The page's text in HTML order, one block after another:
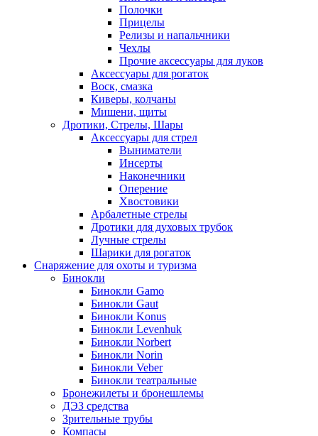
Полочки
Прицелы
Релизы и напальчники
Чехлы
Прочие аксессуары для луков
Аксессуары для рогаток
Воск, смазка
Киверы, колчаны
Мишени, щиты
Дротики, Стрелы, Шары
Аксессуары для стрел
Выниматели
Инсерты
Наконечники
Оперение
Хвостовики
Арбалетные стрелы
Дротики для духовых трубок
Лучные стрелы
Шарики для рогаток
Снаряжение для охоты и туризма
Бинокли
Бинокли Gamo
Бинокли Gaut
Бинокли Konus
Бинокли Levenhuk
Бинокли Norbert
Бинокли Norin
Бинокли Veber
Бинокли театральные
Бронежилеты и бронешлемы
ДЭЗ средства
Зрительные трубы
Компасы